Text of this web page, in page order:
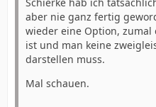
aber nie ganz fertig
wieder eine Option,
ist und man keine
darstellen muss.
Mal schauen.